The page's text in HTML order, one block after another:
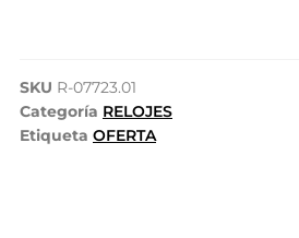
SKU R-07723.01
Categoría RELOJES
Etiqueta OFERTA